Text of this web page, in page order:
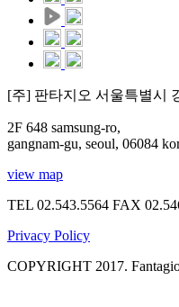
[주] 판타지오 서울특별시
2F 648 samsung-ro,
gangnam-gu, seoul, 06084
view map
TEL 02.543.5564 FAX
Privacy Policy
COPYRIGHT 2017.